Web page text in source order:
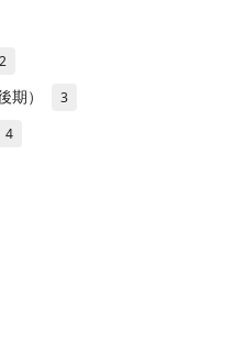
2
） 3
4